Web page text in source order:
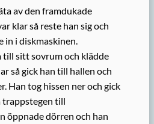
av den framdukade
klar så reste han sig och
in i diskmaskinen.
till sitt sovrum och klädde
så gick han till hallen och
Han tog hissen ner och gick
trappstegen till
öppnade dörren och han